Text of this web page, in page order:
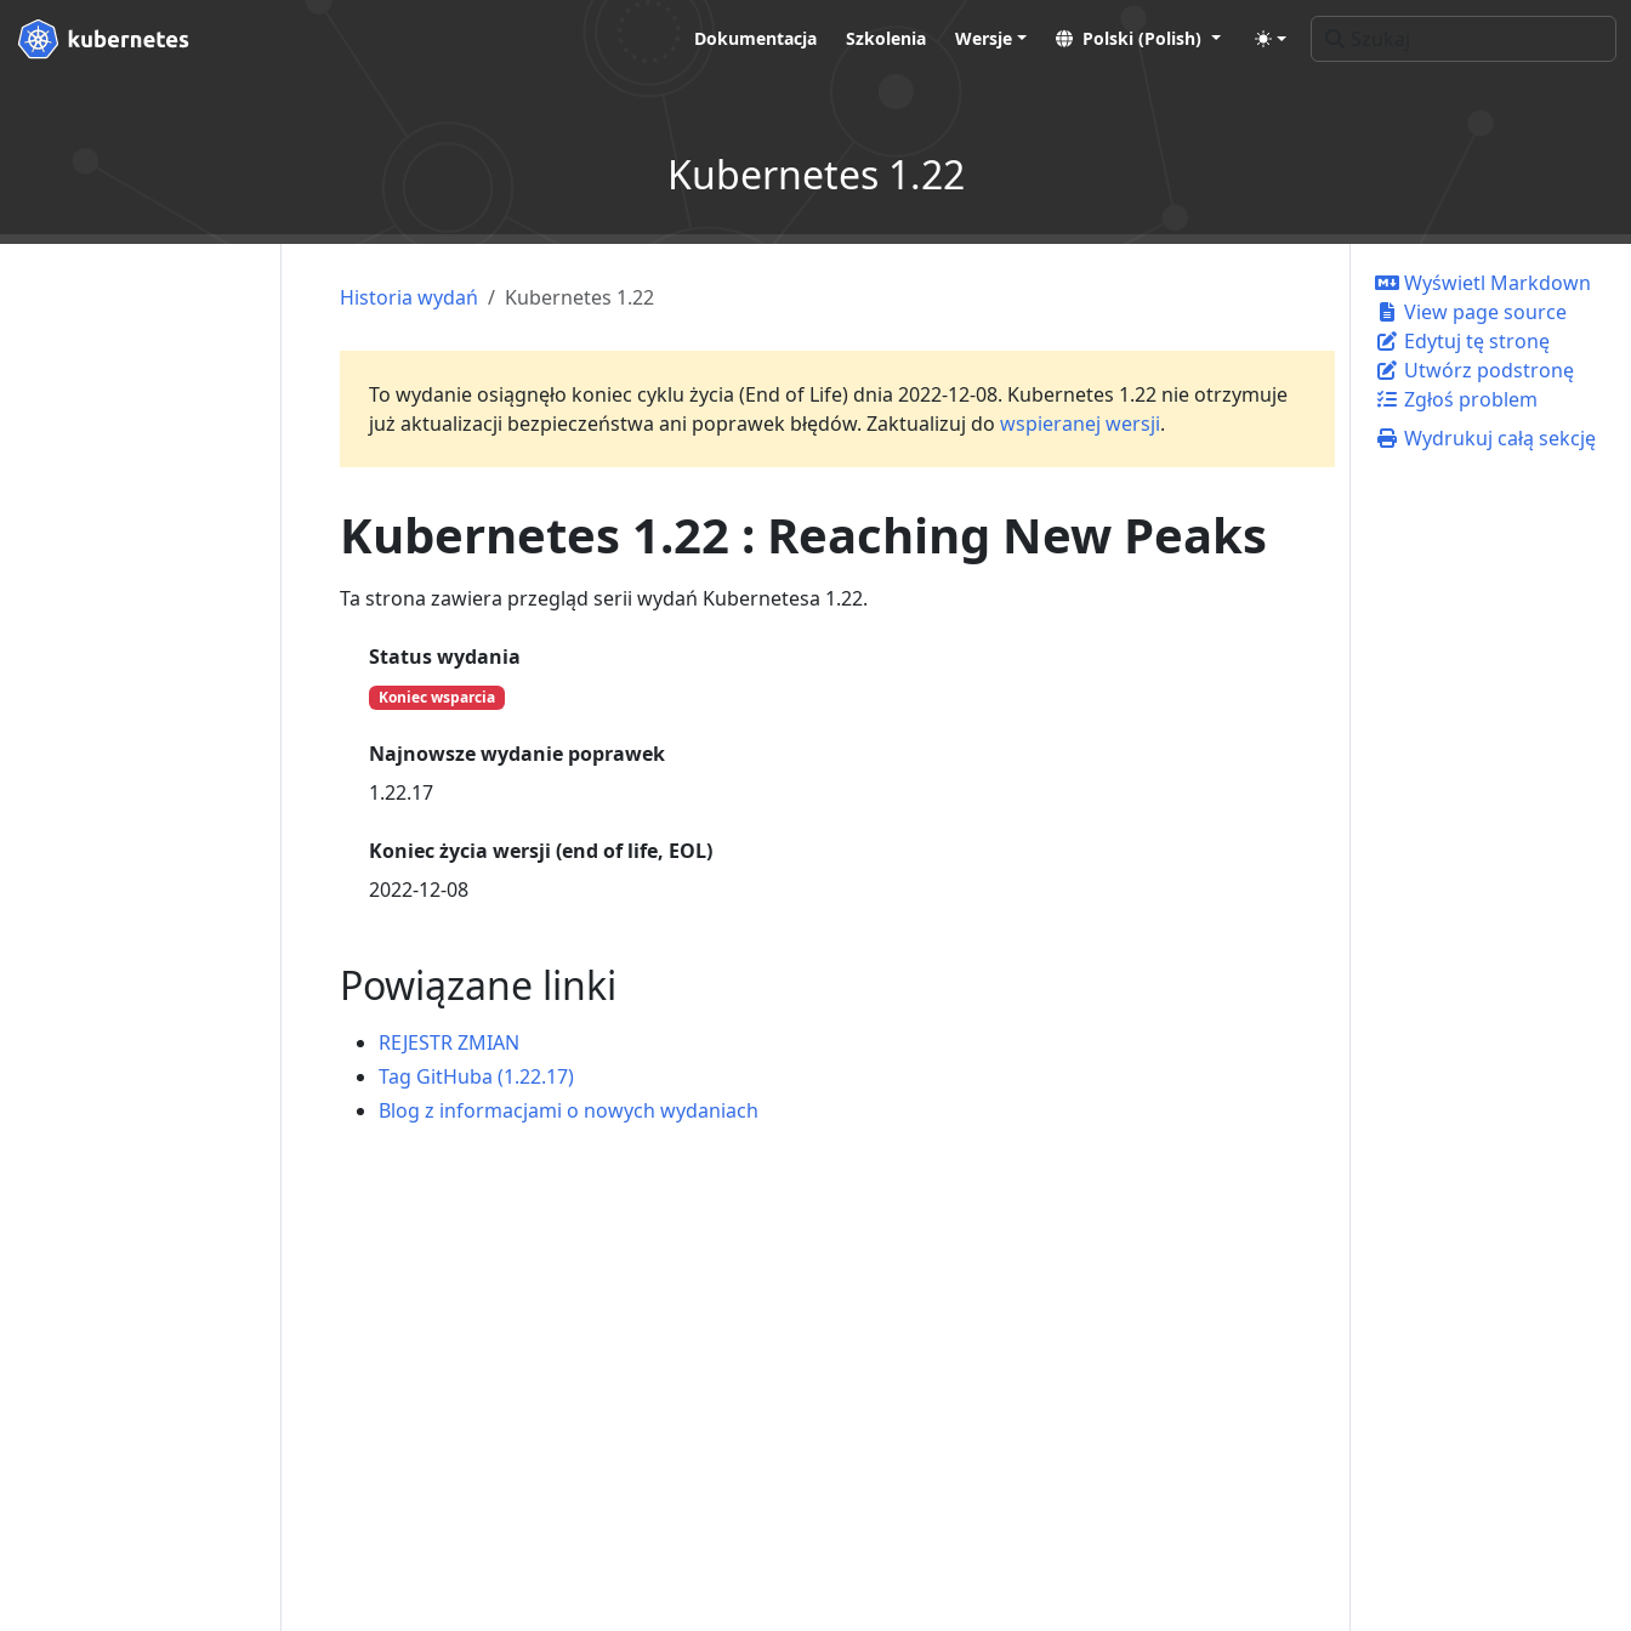
Dokumentacja Szkolenia Wersje Polski (Polish)
Kubernetes 1.22
Wyświetl Markdown
View page source
Edytuj tę stronę
Utwórz podstronę
Zgłoś problem
Wydrukuj całą sekcję
Historia wydań Kubernetes 1.22
To wydanie osiągnęło koniec cyklu życia (End of Life) dnia 2022-12-08. Kubernetes 1.22 nie otrzymuje
już aktualizacji bezpieczeństwa ani poprawek błędów. Zaktualizuj do wspieranej wersji.
Kubernetes 1.22 : Reaching New Peaks
Ta strona zawiera przegląd serii wydań Kubernetesa 1.22.
Status wydania
Koniec wsparcia
Najnowsze wydanie poprawek
1.22.17
Koniec życia wersji (end of life, EOL)
2022-12-08
Powiązane linki
REJESTR ZMIAN
Tag GitHuba (1.22.17)
Blog z informacjami o nowych wydaniach